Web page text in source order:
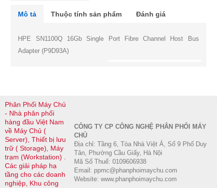
Mô tả Thuộc tính sản phẩm Đánh giá
HPE SN1100Q 16Gb Single Port Fibre Channel Host Bus
Adapter (P9D93A)
Phân Phối Máy Chủ
- Nhà phân phối
hàng đầu Việt Nam
về Máy Chủ (
Server), Thiết bị lưu
trữ ( Storage), Máy
trạm (Workstation) .
Các giải pháp hạ
tầng cho các doanh
nghiệp, Khu công
CÔNG TY CP CÔNG NGHỆ PHÂN PHỐI MÁY
CHỦ
Địa chỉ: Tầng 6, Tòa Nhà Việt Á, Số 9 Phố Duy
Tân, Phường Cầu Giấy, Hà Nội
Mã Số Thuế: 0109606938
Email: ppmc@phanphoimaychu.com
Website: www.phanphoimaychu.com